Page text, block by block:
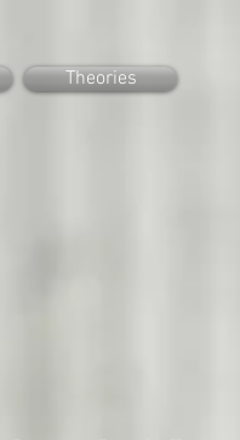
Theories